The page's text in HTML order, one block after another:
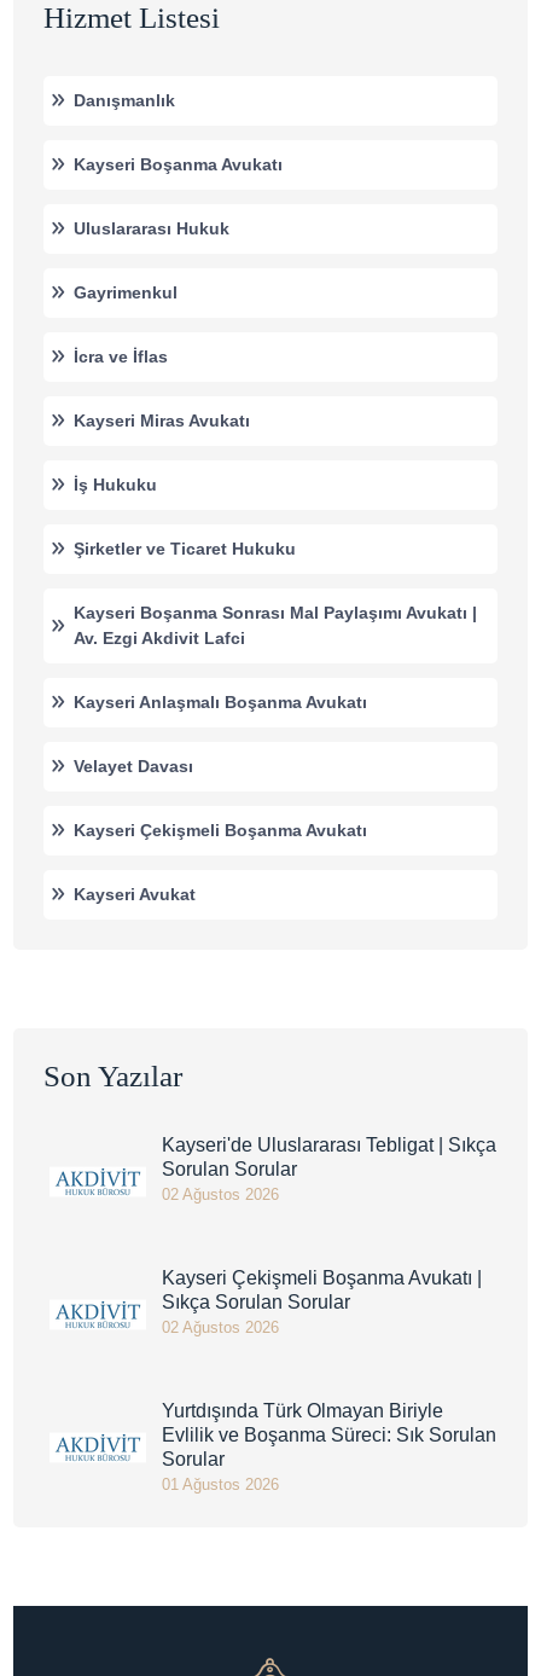
Hizmet Listesi
Danışmanlık
Kayseri Boşanma Avukatı
Uluslararası Hukuk
Gayrimenkul
İcra ve İflas
Kayseri Miras Avukatı
İş Hukuku
Şirketler ve Ticaret Hukuku
Kayseri Boşanma Sonrası Mal Paylaşımı Avukatı |
Av. Ezgi Akdivit Lafci
Kayseri Anlaşmalı Boşanma Avukatı
Velayet Davası
Kayseri Çekişmeli Boşanma Avukatı
Kayseri Avukat
Son Yazılar
Kayseri'de Uluslararası Tebligat | Sıkça
Sorulan Sorular
02 Ağustos 2026
Kayseri Çekişmeli Boşanma Avukatı |
Sıkça Sorulan Sorular
02 Ağustos 2026
Yurtdışında Türk Olmayan Biriyle
Evlilik ve Boşanma Süreci: Sık Sorulan
Sorular
01 Ağustos 2026